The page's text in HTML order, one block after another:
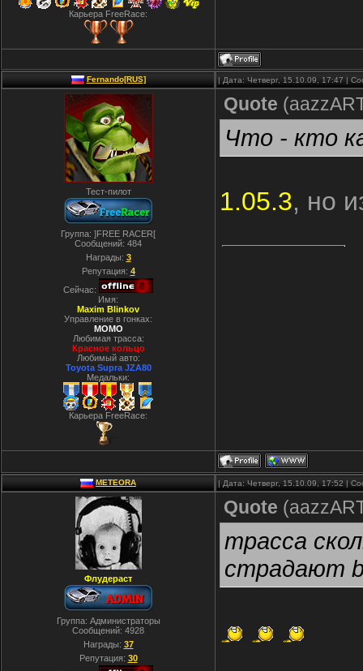
Карьера FreeRace:
Fernando[RUS] | Дата: Четверг, 15.10.09, 17:47 |
Тест-пилот
Группа: ]FREE RACER[
Сообщений: 484
Награды: 3
Репутация: 4
Сейчас:
Имя:
Maxim Blinkov
Управление в гонках:
MOMO
Любимая трасса:
Красное кольцо
Любимый авто:
Toyota Supra JZA80
Медальки:
Карьера FreeRace:
Quote (
Что - кто
1.05.3, но
METEORA | Дата: Четверг, 15.10.09, 17:52 |
Флудераст
Группа: Администраторы
Сообщений: 4928
Награды: 37
Репутация: 30
Quote (
трасса
страдают